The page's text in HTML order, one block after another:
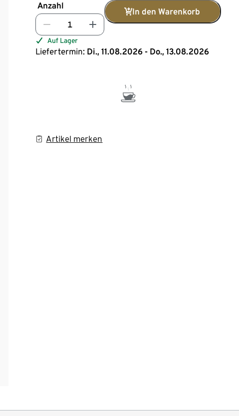
Anzahl
In den Warenkorb
Auf Lager
Liefertermin: Di., 11.08.2026 - Do., 13.08.2026
Artikel merken